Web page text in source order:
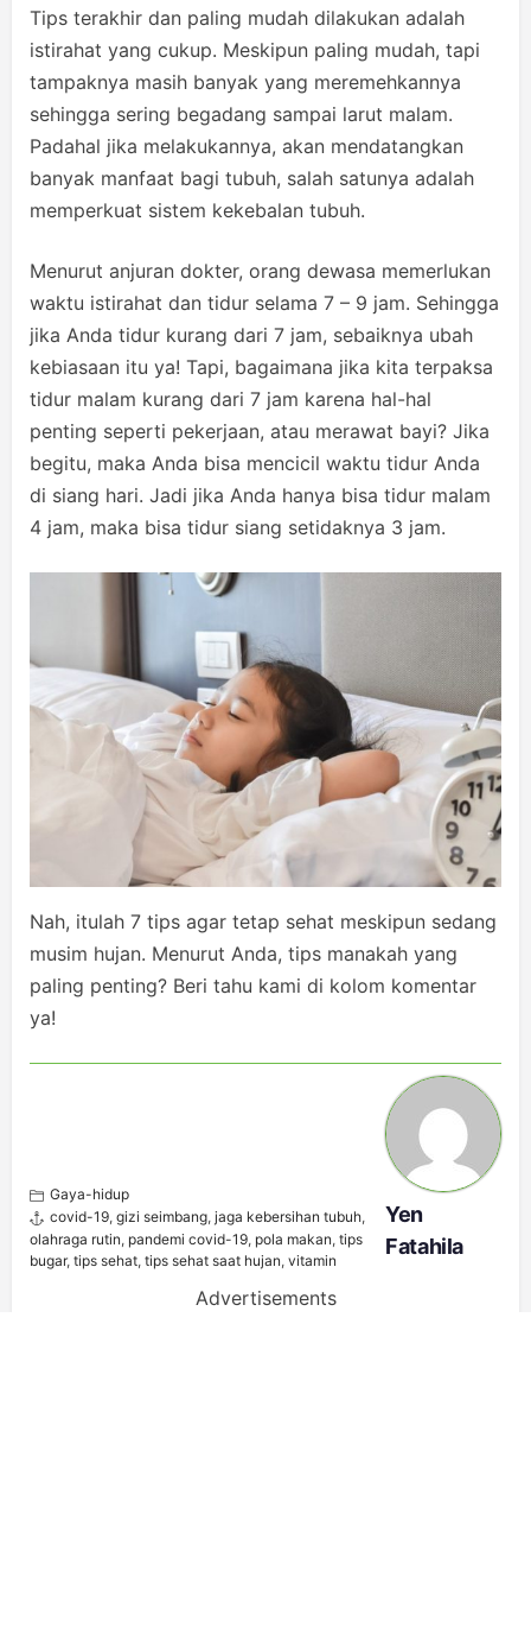
Tips terakhir dan paling mudah dilakukan adalah
istirahat yang cukup. Meskipun paling mudah, tapi
tampaknya masih banyak yang meremehkannya
sehingga sering begadang sampai larut malam.
Padahal jika melakukannya, akan mendatangkan
banyak manfaat bagi tubuh, salah satunya adalah
memperkuat sistem kekebalan tubuh.
Menurut anjuran dokter, orang dewasa memerlukan
waktu istirahat dan tidur selama 7 – 9 jam. Sehingga
jika Anda tidur kurang dari 7 jam, sebaiknya ubah
kebiasaan itu ya! Tapi, bagaimana jika kita terpaksa
tidur malam kurang dari 7 jam karena hal-hal
penting seperti pekerjaan, atau merawat bayi? Jika
begitu, maka Anda bisa mencicil waktu tidur Anda
di siang hari. Jadi jika Anda hanya bisa tidur malam
4 jam, maka bisa tidur siang setidaknya 3 jam.
Nah, itulah 7 tips agar tetap sehat meskipun sedang
musim hujan. Menurut Anda, tips manakah yang
paling penting? Beri tahu kami di kolom komentar
ya!
Gaya-hidup
covid-19, gizi seimbang, jaga kebersihan tubuh,
olahraga rutin, pandemi covid-19, pola makan, tips
bugar, tips sehat, tips sehat saat hujan, vitamin
Yen
Fatahila
Advertisements